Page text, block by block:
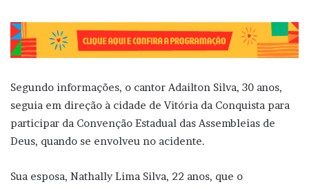
Segundo informações, o cantor Adailton Silva, 30 anos,
seguia em direção à cidade de Vitória da Conquista para
participar da Convenção Estadual das Assembleias de
Deus, quando se envolveu no acidente.
Sua esposa, Nathally Lima Silva, 22 anos, que o